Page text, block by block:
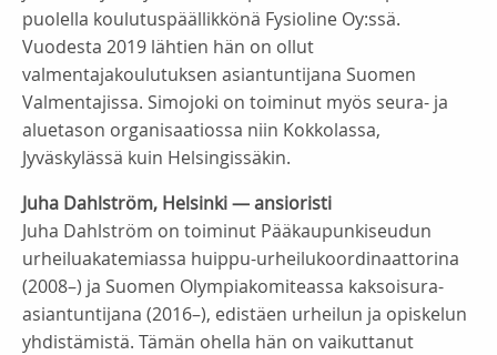
puolella koulutuspäällikkönä Fysioline Oy:ssä.
Vuodesta 2019 lähtien hän on ollut
valmentajakoulutuksen asiantuntijana Suomen
Valmentajissa. Simojoki on toiminut myös seura- ja
aluetason organisaatiossa niin Kokkolassa,
Jyväskylässä kuin Helsingissäkin.
Juha Dahlström, Helsinki — ansioristi
Juha Dahlström on toiminut Pääkaupunkiseudun
urheiluakatemiassa huippu-urheilukoordinaattorina
(2008–) ja Suomen Olympiakomiteassa kaksoisura-
asiantuntijana (2016–), edistäen urheilun ja opiskelun
yhdistämistä. Tämän ohella hän on vaikuttanut